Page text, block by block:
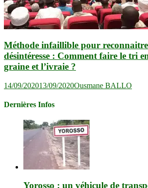
Méthode infaillible pour
désintéresse : Comment faire le tri
graine et l’ivraie ?
14/09/202013/09/2020Ousmane BALLO
Dernières Infos
Yorosso : un véhicule de